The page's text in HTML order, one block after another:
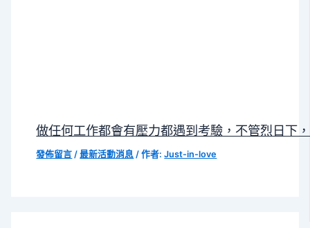
做任何工作都會有壓力都遇到考驗，不管烈日下
發佈留言 /最新活動消息 / 作者:Just-in-love